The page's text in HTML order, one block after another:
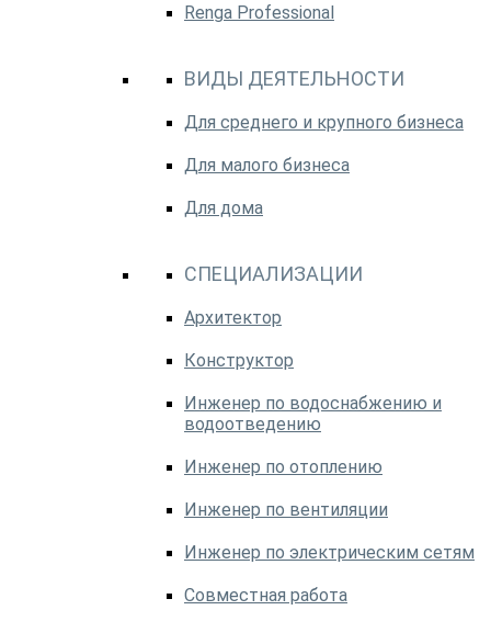
Renga Professional
ВИДЫ ДЕЯТЕЛЬНОСТИ
Для среднего и крупного бизнеса
Для малого бизнеса
Для дома
СПЕЦИАЛИЗАЦИИ
Архитектор
Конструктор
Инженер по водоснабжению и
водоотведению
Инженер по отоплению
Инженер по вентиляции
Инженер по электрическим сетям
Совместная работа